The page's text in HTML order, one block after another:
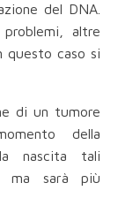
del DNA.
altre
questo caso si
di un tumore
della
nascita tali
ma sarà più